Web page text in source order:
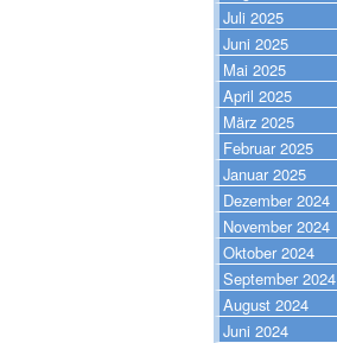
Juli 2025
Juni 2025
Mai 2025
April 2025
März 2025
Februar 2025
Januar 2025
Dezember 2024
November 2024
Oktober 2024
September 2024
August 2024
Juni 2024